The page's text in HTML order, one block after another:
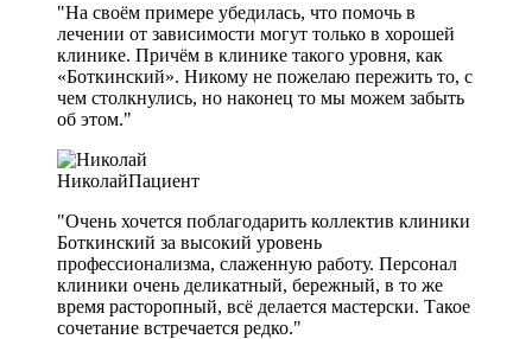
"На своём примере убедилась, что помочь в
лечении от зависимости могут только в хорошей
клинике. Причём в клинике такого уровня, как
«Боткинский». Никому не пожелаю пережить то, с
чем столкнулись, но наконец то мы можем забыть
об этом."
НиколайПациент
"Очень хочется поблагодарить коллектив клиники
Боткинский за высокий уровень
профессионализма, слаженную работу. Персонал
клиники очень деликатный, бережный, в то же
время расторопный, всё делается мастерски. Такое
сочетание встречается редко."